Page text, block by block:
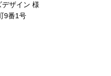
ザイン 様
9番1号